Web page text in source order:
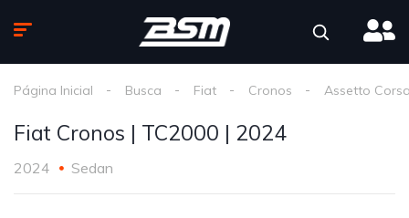
Página Inicial Busca Fiat Cronos Assetto
Fiat Cronos | TC2000 | 2024
2024 Sedan